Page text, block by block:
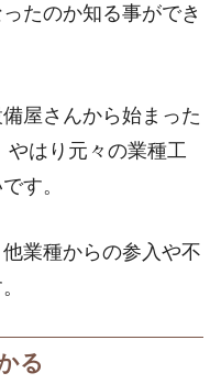
たのか知る事ができ
屋さんから始まった
やはり元々の業種工
す。
業種からの参入や不
る